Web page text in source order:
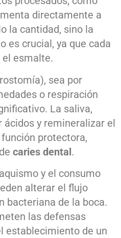
directamente a
la cantidad, sino la
es crucial, ya que cada
esmalte.
sea por
o respiración
La saliva,
y remineralizar el
protectora,
caries dental.
y el consumo
alterar el flujo
bacteriana de la boca.
las defensas
establecimiento de un